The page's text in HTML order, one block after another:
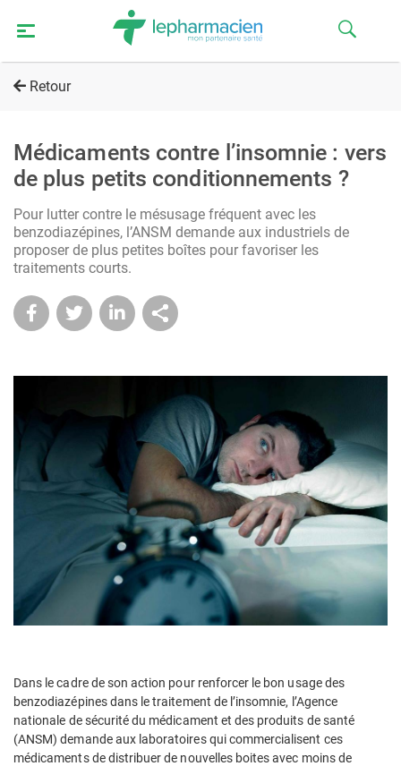
Retour
Médicaments contre l’insomnie : vers
de plus petits conditionnements ?
Pour lutter contre le mésusage fréquent avec les
benzodiazépines, l’ANSM demande aux industriels de
proposer de plus petites boîtes pour favoriser les
traitements courts.
Dans le cadre de son action pour renforcer le bon usage des
benzodiazépines dans le traitement de l’insomnie, l’Agence
nationale de sécurité du médicament et des produits de santé
(ANSM) demande aux laboratoires qui commercialisent ces
médicaments de distribuer de nouvelles boites avec moins de